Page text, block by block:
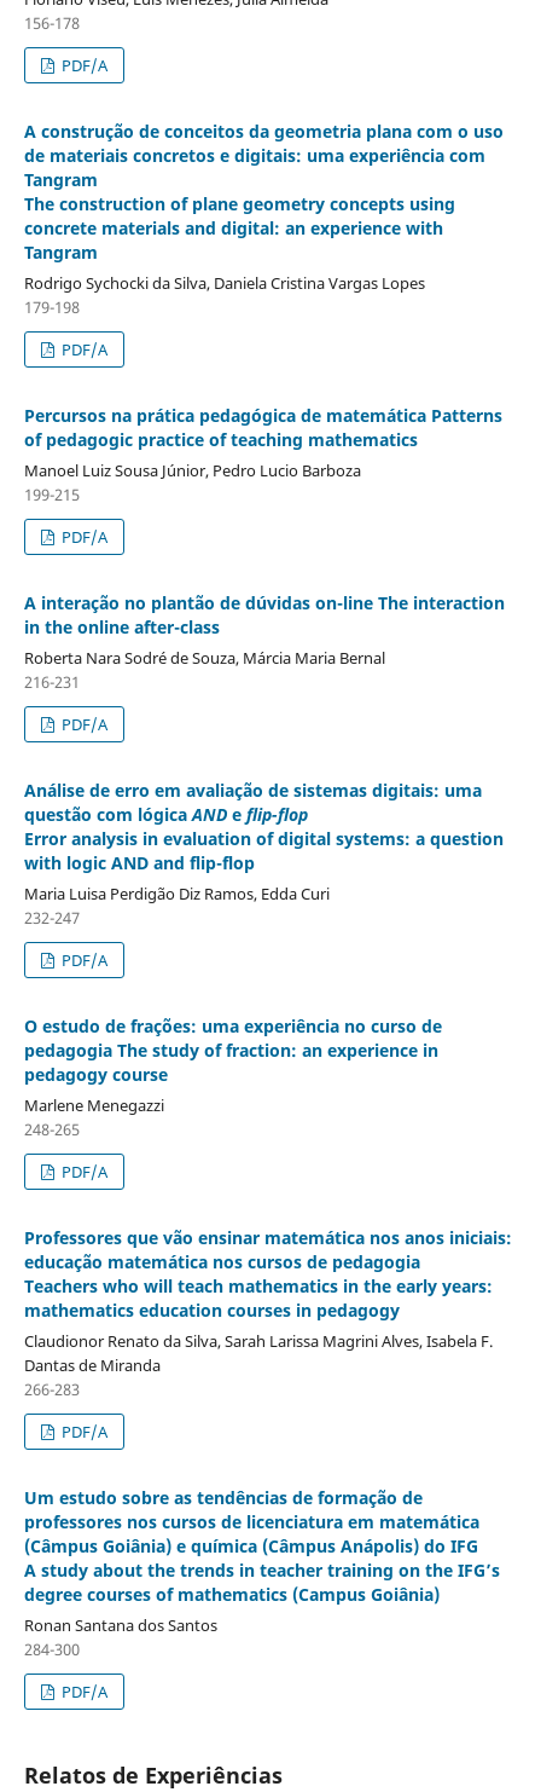
156-178
PDF/A
A construção de conceitos da geometria plana com o uso
de materiais concretos e digitais: uma experiência com
Tangram
The construction of plane geometry concepts using
concrete materials and digital: an experience with
Tangram
Rodrigo Sychocki da Silva, Daniela Cristina Vargas Lopes
179-198
PDF/A
Percursos na prática pedagógica de matemática Patterns
of pedagogic practice of teaching mathematics
Manoel Luiz Sousa Júnior, Pedro Lucio Barboza
199-215
PDF/A
A interação no plantão de dúvidas on-line The interaction
in the online after-class
Roberta Nara Sodré de Souza, Márcia Maria Bernal
216-231
PDF/A
Análise de erro em avaliação de sistemas digitais: uma
questão com lógicaANDe flip-flop
Error analysis in evaluation of digital systems: a question
with logic AND and flip-flop
Maria Luisa Perdigão Diz Ramos, Edda Curi
232-247
PDF/A
O estudo de frações: uma experiência no curso de
pedagogia The study of fraction: an experience in
pedagogy course
Marlene Menegazzi
248-265
PDF/A
Professores que vão ensinar matemática nos anos iniciais:
educação matemática nos cursos de pedagogia
Teachers who will teach mathematics in the early years:
mathematics education courses in pedagogy
Claudionor Renato da Silva, Sarah Larissa Magrini Alves, Isabela F.
Dantas de Miranda
266-283
PDF/A
Um estudo sobre as tendências de formação de
professores nos cursos de licenciatura em matemática
(Câmpus Goiânia) e química (Câmpus Anápolis) do IFG
A study about the trends in teacher training on the IFG’s
degree courses of mathematics (Campus Goiânia)
Ronan Santana dos Santos
284-300
PDF/A
Relatos de Experiências